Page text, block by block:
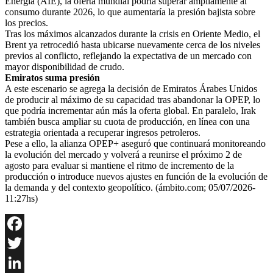
consumo durante 2026, lo que aumentaría la presión bajista sobre
los precios.
Tras los máximos alcanzados durante la crisis en Oriente Medio, el
Brent ya retrocedió hasta ubicarse nuevamente cerca de los niveles
previos al conflicto, reflejando la expectativa de un mercado con
mayor disponibilidad de crudo.
Emiratos suma presión
A este escenario se agrega la decisión de Emiratos Árabes Unidos
de producir al máximo de su capacidad tras abandonar la OPEP, lo
que podría incrementar aún más la oferta global. En paralelo, Irak
también busca ampliar su cuota de producción, en línea con una
estrategia orientada a recuperar ingresos petroleros.
Pese a ello, la alianza OPEP+ aseguró que continuará monitoreando
la evolución del mercado y volverá a reunirse el próximo 2 de
agosto para evaluar si mantiene el ritmo de incremento de la
producción o introduce nuevos ajustes en función de la evolución de
la demanda y del contexto geopolítico. (ámbito.com; 05/07/2026-
11:27hs)
Facebook
Twitter